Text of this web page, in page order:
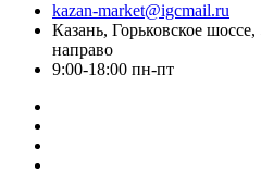
kazan-market@igcmail.ru
Казань, ​Горьковское
направо
9:00-18:00 пн-пт